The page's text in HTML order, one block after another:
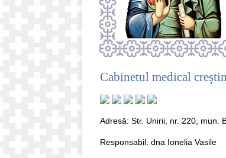
Cabinetul medical
Adresă: Str. Unirii, nr. 220, mun.
Responsabil: dna Ionelia Vasile